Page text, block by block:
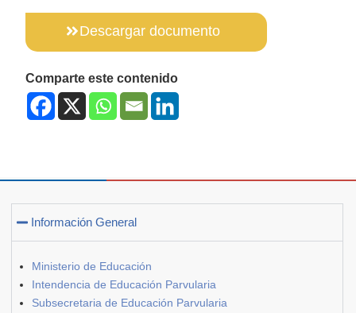
Descargar documento
Comparte este contenido
Información General
Ministerio de Educación
Intendencia de Educación Parvularia
Subsecretaria de Educación Parvularia